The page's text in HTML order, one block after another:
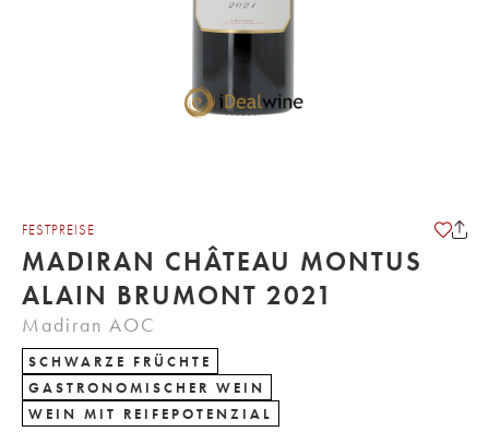
FESTPREISE
MADIRAN CHÂTEAU MONTUS
ALAIN BRUMONT 2021
Madiran AOC
SCHWARZE FRÜCHTE
GASTRONOMISCHER WEIN
WEIN MIT REIFEPOTENZIAL